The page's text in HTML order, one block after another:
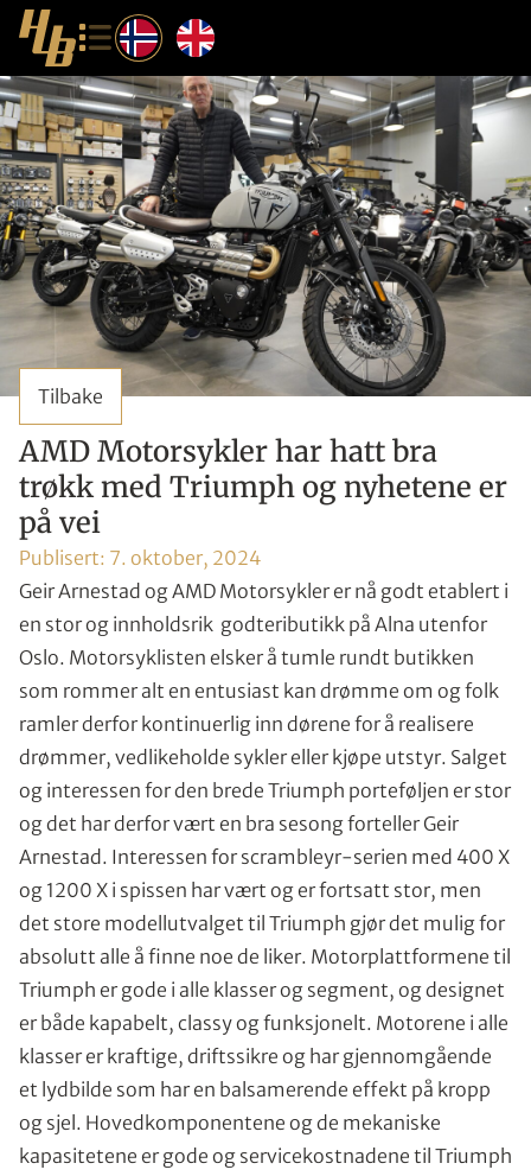
Tilbake
AMD Motorsykler har hatt bra
trøkk med Triumph og nyhetene er
på vei
Publisert: 7. oktober, 2024
Geir Arnestad og AMD Motorsykler er nå godt etablert i
en stor og innholdsrik godteributikk på Alna utenfor
Oslo. Motorsyklisten elsker å tumle rundt butikken
som rommer alt en entusiast kan drømme om og folk
ramler derfor kontinuerlig inn dørene for å realisere
drømmer, vedlikeholde sykler eller kjøpe utstyr. Salget
og interessen for den brede Triumph porteføljen er stor
og det har derfor vært en bra sesong forteller Geir
Arnestad. Interessen for scrambleyr-serien med 400 X
og 1200 X i spissen har vært og er fortsatt stor, men
det store modellutvalget til Triumph gjør det mulig for
absolutt alle å finne noe de liker. Motorplattformene til
Triumph er gode i alle klasser og segment, og designet
er både kapabelt, classy og funksjonelt. Motorene i alle
klasser er kraftige, driftssikre og har gjennomgående
et lydbilde som har en balsamerende effekt på kropp
og sjel. Hovedkomponentene og de mekaniske
kapasitetene er gode og servicekostnadene til Triumph